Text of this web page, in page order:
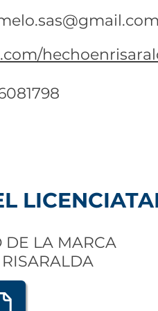
DE LA MARCA